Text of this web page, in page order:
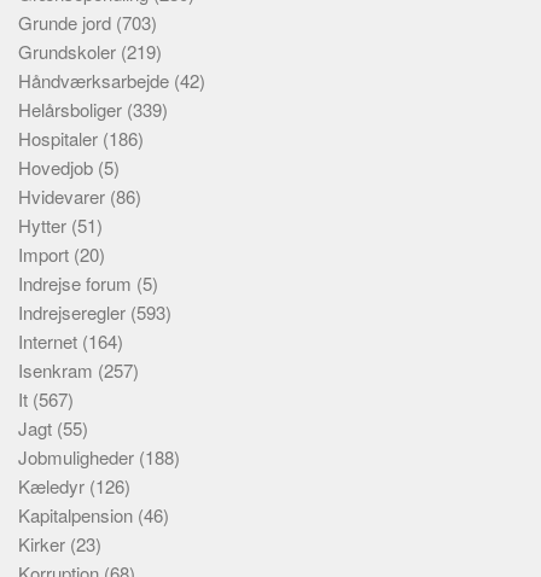
Grunde jord (703)
Grundskoler (219)
Håndværksarbejde (42)
Helårsboliger (339)
Hospitaler (186)
Hovedjob (5)
Hvidevarer (86)
Hytter (51)
Import (20)
Indrejse forum (5)
Indrejseregler (593)
Internet (164)
Isenkram (257)
It (567)
Jagt (55)
Jobmuligheder (188)
Kæledyr (126)
Kapitalpension (46)
Kirker (23)